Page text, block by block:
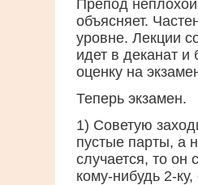
Препод
объясняет.
уровне. Лекции
идет в деканат и
оценку на
Теперь экзамен.
1) Советую
пустые парты, а
случается, то он
кому-нибудь 2-